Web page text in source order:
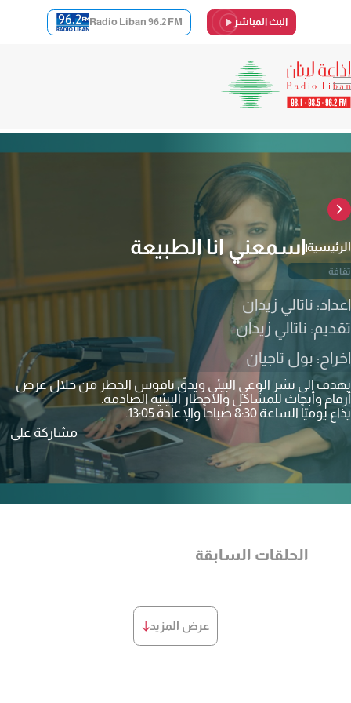
البث المباشر Radio Liban 96.2 FM
الرئيسيةاسمعني انا الطبيعة
ثقافة
اعداد: ناتالي زيدان
تقديم: ناتالي زيدان
اخراج: بول تاجيان
يهدف الى نشر الوعي البيئي ويدقّ ناقوس الخطر من خلال عرض
أرقام وأبحاث للمشاكل والاخطار البيئية الصادمة.
يذاع يوميّاً الساعة 8:30 صباحاً والإعادة 13:05.
مشاركة على
الحلقات السابقة
عرض المزيد